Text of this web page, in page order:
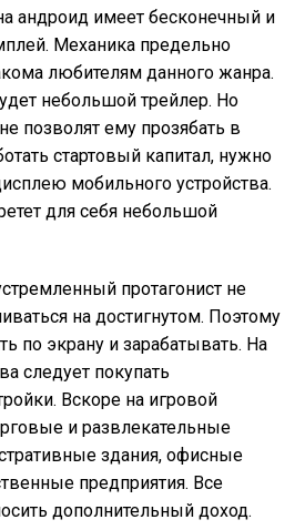
андроид имеет бесконечный и
Механика предельно
любителям данного жанра.
небольшой трейлер. Но
позволят ему прозябать в
стартовый капитал, нужно
мобильного устройства.
для себя небольшой
протагонист не
на достигнутом. Поэтому
по экрану и зарабатывать. На
следует покупать
Вскоре на игровой
и развлекательные
здания, офисные
предприятия. Все
дополнительный доход.